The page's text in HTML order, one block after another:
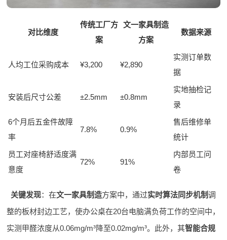
对比维度
传统工厂方
案
文一家具制造
方案
数据来源
人均工位采购成本 ¥3,200 ¥2,890
实测订单数
据
安装后尺寸公差 ±2.5mm ±0.8mm
实地抽检记
录
6个月后五金件故障
率
7.8% 0.9%
售后维修单
统计
员工对座椅舒适度满
意度
72% 91%
内部员工问
卷
关键发现：在文一家具制造方案中，通过实时算法同步机制调
整的板材封边工艺，使办公桌在20台电脑满负荷工作的空间中，
实测甲醛浓度从0.06mg/m³降至0.02mg/m³。此外，其智能合规